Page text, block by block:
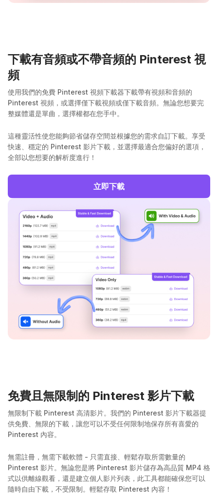
下載有音頻或不帶音頻的 Pinterest 視
頻
使用我們的免費 Pinterest 視頻下載器下載帶有視頻和音頻的
Pinterest 視頻，或選擇僅下載視頻或僅下載音頻。無論您想要完
整媒體還是單曲，選擇權都在您手中。
這種靈活性使您能夠節省儲存空間並根據您的需求自訂下載。享受
快速、穩定的 Pinterest 影片下載，並選擇最適合您偏好的選項，
全部以您想要的解析度進行！
立即下載
免費且無限制的 Pinterest 影片下載
無限制下載 Pinterest 高清影片。我們的 Pinterest 影片下載器提
供免費、無限的下載，讓您可以不受任何限制地保存所有喜愛的
Pinterest 內容。
無需註冊，無需下載軟體 - 只需直接、輕鬆存取所需數量的
Pinterest 影片。無論您是將 Pinterest 影片儲存為高品質 MP4 格
式以供離線觀看，還是建立個人影片列表，此工具都能確保您可以
隨時自由下載，不受限制。輕鬆存取 Pinterest 內容！